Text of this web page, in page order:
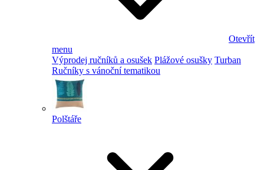
Otevřít
menu
Výprodej ručníků a osušek Plážové osušky Turban
Ručníky s vánoční tematikou
Polštáře